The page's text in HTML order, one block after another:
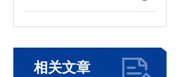
相关文章